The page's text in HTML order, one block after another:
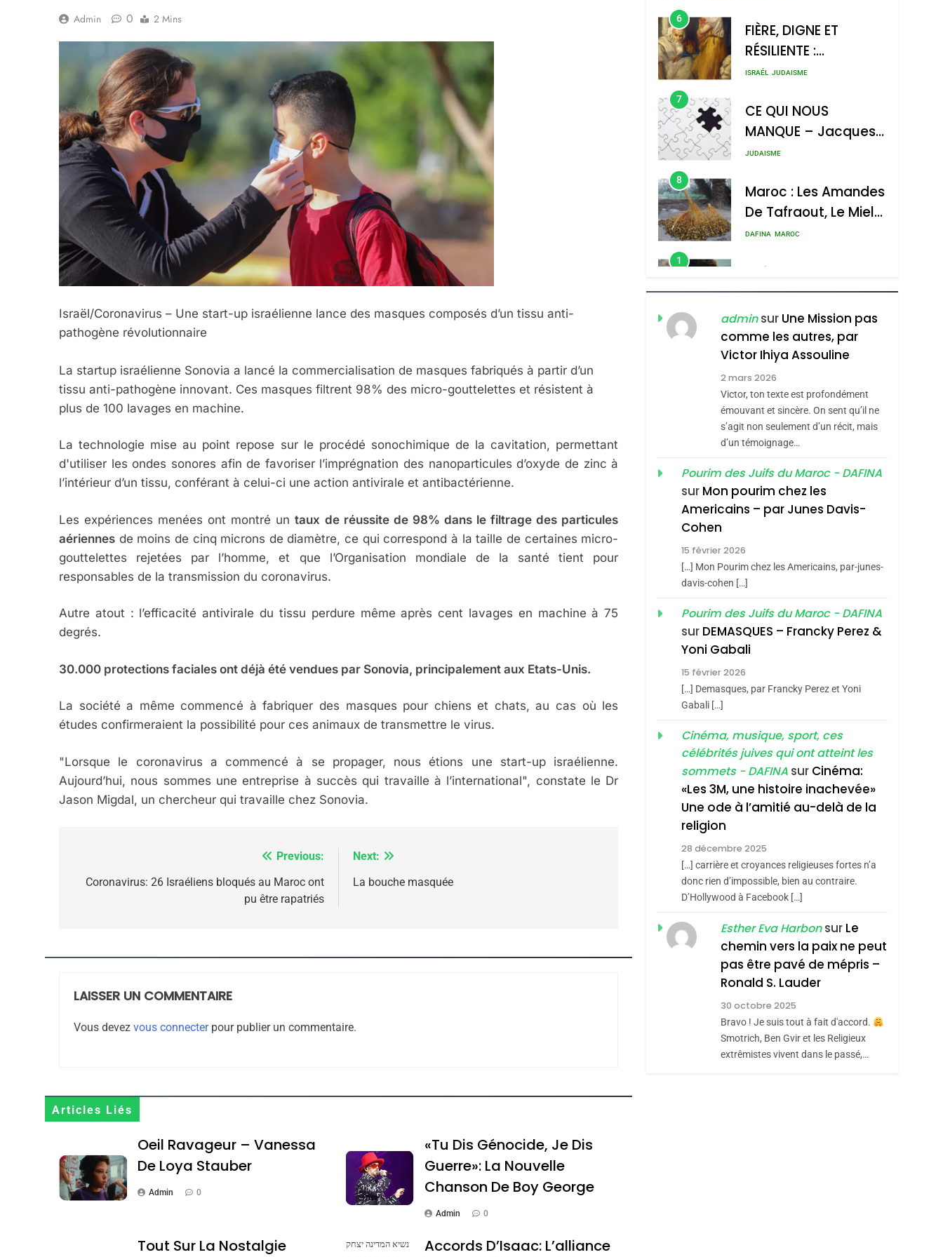
Admin 0 2 Mins
Israël/Coronavirus – Une start-up israélienne lance des masques composés d’un tissu anti-
pathogène révolutionnaire
La startup israélienne Sonovia a lancé la commercialisation de masques fabriqués à partir d’un
tissu anti-pathogène innovant. Ces masques filtrent 98% des micro-gouttelettes et résistent à
plus de 100 lavages en machine.
La technologie mise au point repose sur le procédé sonochimique de la cavitation, permettant
d'utiliser les ondes sonores afin de favoriser l’imprégnation des nanoparticules d’oxyde de zinc à
l’intérieur d’un tissu, conférant à celui-ci une action antivirale et antibactérienne.
Les expériences menées ont montré untaux de réussite de 98% dans le filtrage des particules
aériennes de moins de cinq microns de diamètre, ce qui correspond à la taille de certaines micro-
gouttelettes rejetées par l’homme, et que l’Organisation mondiale de la santé tient pour
responsables de la transmission du coronavirus.
Autre atout : l’efficacité antivirale du tissu perdure même après cent lavages en machine à 75
degrés.
30.000 protections faciales ont déjà été vendues par Sonovia, principalement aux Etats-Unis.
La société a même commencé à fabriquer des masques pour chiens et chats, au cas où les
études confirmeraient la possibilité pour ces animaux de transmettre le virus.
"Lorsque le coronavirus a commencé à se propager, nous étions une start-up israélienne.
Aujourd’hui, nous sommes une entreprise à succès qui travaille à l’international", constate le Dr
Jason Migdal, un chercheur qui travaille chez Sonovia.
de
Previous:
Coronavirus: 26 Israéliens bloqués au Maroc ont
pu être rapatriés
Next:
La bouche masquée
LAISSER UN COMMENTAIRE
Vous devez vous connecterpour publier un commentaire.
Articles Liés
Oeil Ravageur – Vanessa
De Loya Stauber
Admin 0
«Tu Dis Génocide, Je Dis
Guerre»: La Nouvelle
Chanson De Boy George
Admin 0
Tout Sur La Nostalgie
נשיא המדינה יצחק
Accords D’Isaac: L’alliance
L’antisémitisme
6
FIÈRE, DIGNE ET
RÉSILIENTE :
POURQUOI JE
JUDAÏTE Par Thérèse
Zrihen-Dvir
ISRAÉL JUDAISME
7
CE QUI NOUS
MANQUE – Jacques
Hadida
JUDAISME
8
Maroc : Les Amandes
De Tafraout, Le Miel
De Tadla Azilal
DAFINA MAROC
1
Oeil Ravageur –
Vanessa De Loya
Stauber
CINEMA ISRAÉL
«Tu Dis Génocide, Je
Dis Guerre»: La
Nouvelle Chanson De
Boy George
ISRAÉL JUDAISME
Tout Sur La Nostalgie
Accords D’Isaac:
L’alliance Pourrait
D’Amérique Latine
5
2025, L’année La Plus
Rapport D’ADL
Contre
L’antisémitisme
FRANCE
6
FIÈRE, DIGNE ET
POURQUOI JE
JUDAÏTE Par Thérèse
Zrihen-Dvir
CE QUI NOUS
MANQUE – Jacques
Hadida
JUDAISME
8
De Tafraout, Le Miel
De Tadla Azilal
Consacrés Produits
Du Terroir
DAFINA MAROC
adminsur Une Mission pas
comme les autres, par
Victor Ihiya Assouline
2 mars 2026
Victor, ton texte est profondément
émouvant et sincère. On sent qu’il ne
s’agit non seulement d’un récit, mais
d’un témoignage…
Pourim des Juifs du Maroc - DAFINA
sur Mon pourim chez les
Americains – par Junes Davis-
Cohen
15 février 2026
[…] Mon Pourim chez les Americains, par-junes-
davis-cohen […]
Pourim des Juifs du Maroc - DAFINA
sur DEMASQUES – Francky Perez &
Yoni Gabali
15 février 2026
[…] Demasques, par Francky Perez et Yoni
Gabali […]
Cinéma, musique, sport, ces
célébrités juives qui ont atteint les
sommets - DAFINA sur Cinéma:
«Les 3M, une histoire inachevée»
Une ode à l’amitié au-delà de la
religion
28 décembre 2025
[…] carrière et croyances religieuses fortes n’a
donc rien d’impossible, bien au contraire.
D’Hollywood à Facebook […]
Esther Eva Harbonsur Le
chemin vers la paix ne peut
pas être pavé de mépris –
Ronald S. Lauder
30 octobre 2025
Bravo ! Je suis tout à fait d'accord.
Smotrich, Ben Gvir et les Religieux
extrêmistes vivent dans le passé,…
FIÈRE, DIGNE ET RÉSILIENTE : POURQUOI JE REVENDIQUE MA JUDAÏTE Par Thérèse Zrihen-
Dvir
ISRAÉL JUDAISME
7
CE QUI NOUS MANQUE – Jacques Hadida
8
Maroc : Les Amandes De Tafraout, Le Miel De Tadla Azilal Consacrés Produits Du
Terroir
DAFINA MAROC
1
Oeil Ravageur – Vanessa De Loya Stauber
«Tu Dis Génocide, Je Dis Guerre»: La Nouvelle Chanson De Boy George
Tout Sur La Nostalgie
4